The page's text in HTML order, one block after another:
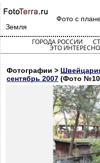
Фото с
Земля
ГОРОДА РОССИИ
ЭТО ИНТЕРЕСНО
Фотографии >
сентябрь 2007 (Фото